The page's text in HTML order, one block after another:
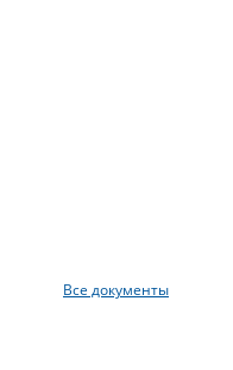
Все документы